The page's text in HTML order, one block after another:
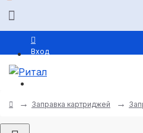
Вход
Заправка картриджей